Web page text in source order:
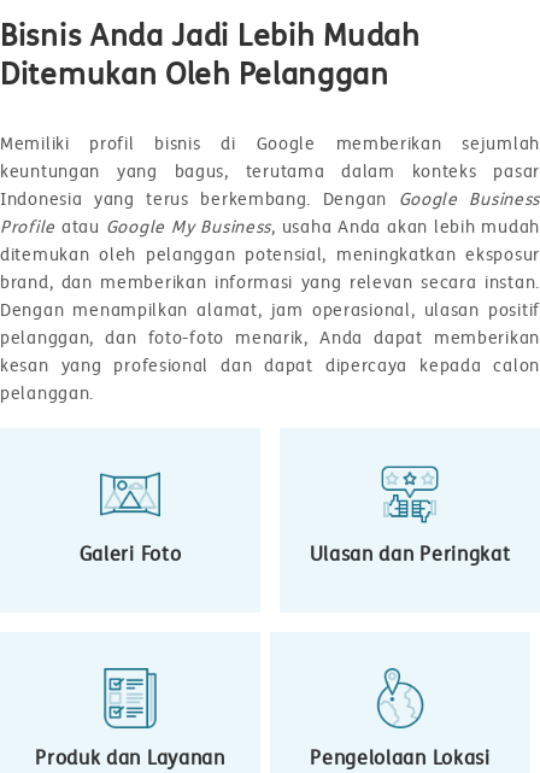
Bisnis Anda Jadi Lebih Mudah
Ditemukan Oleh Pelanggan
Memiliki profil bisnis di Google memberikan sejumlah
keuntungan yang bagus, terutama dalam konteks pasar
Indonesia yang terus berkembang. Dengan Google Business
Profile atau Google My Business, usaha Anda akan lebih mudah
ditemukan oleh pelanggan potensial, meningkatkan eksposur
brand, dan memberikan informasi yang relevan secara instan.
Dengan menampilkan alamat, jam operasional, ulasan positif
pelanggan, dan foto-foto menarik, Anda dapat memberikan
kesan yang profesional dan dapat dipercaya kepada calon
pelanggan.
Galeri Foto Ulasan dan Peringkat
Produk dan Layanan Pengelolaan Lokasi